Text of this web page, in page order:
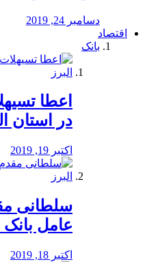
دسامبر 24, 2019
اقتصاد
بانک
️اعطا
در استان
اکتبر 19, 2019
سلطانی
عامل بانک
اکتبر 18, 2019